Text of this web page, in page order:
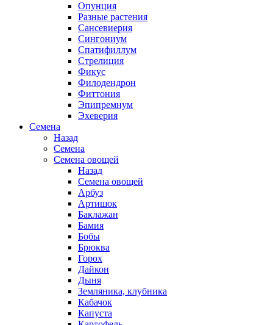
Опунция
Разные растения
Сансевиерия
Сингониум
Спатифиллум
Стрелиция
Фикус
Филодендрон
Фиттония
Эпипремнум
Эхеверия
Семена
Назад
Семена
Семена овощей
Назад
Семена овощей
Арбуз
Артишок
Баклажан
Бамия
Бобы
Брюква
Горох
Дайкон
Дыня
Земляника, клубника
Кабачок
Капуста